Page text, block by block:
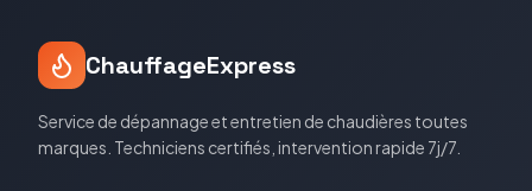
ChauffageExpress
Service de dépannage et entretien de chaudières toutes
marques. Techniciens certifiés, intervention rapide 7j/7.